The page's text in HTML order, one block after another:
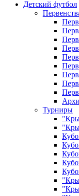
Детский футбол
Турниры